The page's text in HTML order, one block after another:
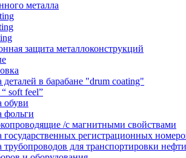
металла
защита металлоконструкций
деталей в барабане "drum coating"
soft feel”
обуви
фольги
/с магнитными свойствами
государственных регистрационных
трубопроводов для транспортировки